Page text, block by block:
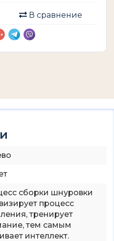
В сравнение
сборки шнуровки
процесс
тренирует
тем самым
интеллект.